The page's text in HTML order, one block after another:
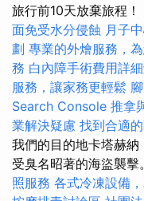
旅行前10天放棄旅程！
面免受水分侵蝕 月子
劃 專業的外燴服務，
務 白內障手術費用詳
服務，讓家務更輕鬆
Search Console 推拿
業解決疑慮 找到合適
我們的目的地卡塔赫
受臭名昭著的海盜襲擊
照服務 各式冷凍設備